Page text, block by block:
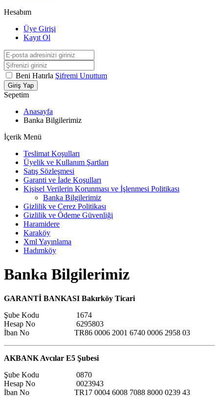
Hesabım
Üye Girişi
Kayıt Ol
Beni Hatırla Şifremi Unuttum
Giriş Yap
Sepetim
Anasayfa
Banka Bilgilerimiz
İçerik Menü
Teslimat Koşulları
Üyelik ve Kullanım Şartları
Satış Sözleşmesi
Garanti ve İade Koşulları
Kişisel Verilerin Korunması ve İşlenmesi Politikası
Banka Bilgilerimiz
Gizlilik ve Çerez Politikası
Gizlilik ve Ödeme Güvenliği
Haramidere
Karaköy
Xml Yayınlama
Hadımköy
Banka Bilgilerimiz
GARANTİ BANKASI Bakırköy Ticari
Şube Kodu 1674
Hesap No 6295803
İban No
TR86 0006 2001 6740 0006 2958 03
AKBANK Avcılar E5 Şubesi
Şube Kodu 0870
Hesap No 0023943
İban No TR17 0004 6008 7088 8000 0239 43